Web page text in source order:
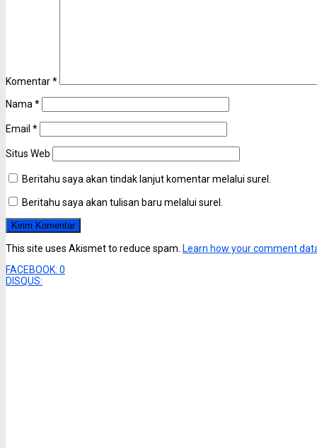
Komentar*
Nama *
Email *
Situs Web
Beritahu saya akan tindak lanjut komentar melalui surel.
Beritahu saya akan tulisan baru melalui surel.
This site uses Akismet to reduce spam. Learn how your comment
FACEBOOK: 0
DISQUS: